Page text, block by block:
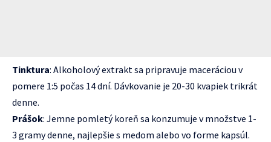
Tinktura: Alkoholový extrakt sa pripravuje maceráciou v
pomere 1:5 počas 14 dní. Dávkovanie je 20-30 kvapiek trikrát
denne.
Prášok: Jemne pomletý koreň sa konzumuje v množstve 1-
3 gramy denne, najlepšie s medom alebo vo forme kapsúl.